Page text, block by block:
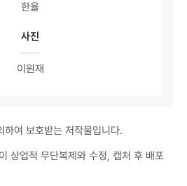
한율
사진
이원재
하여 보호받는 저작물입니다.
상업적 무단복제와 수정, 캡처 후 배포